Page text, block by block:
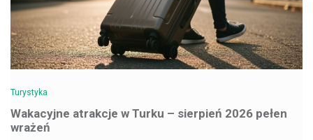
Turystyka
Wakacyjne atrakcje w Turku – sierpień 2026 pełen
wrażeń